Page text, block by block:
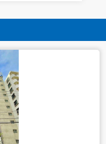
人情報の開示等（利
加・削除、利用の停
）に関して、下記の
きます。その際、当
いたうえで、合理的
窓口